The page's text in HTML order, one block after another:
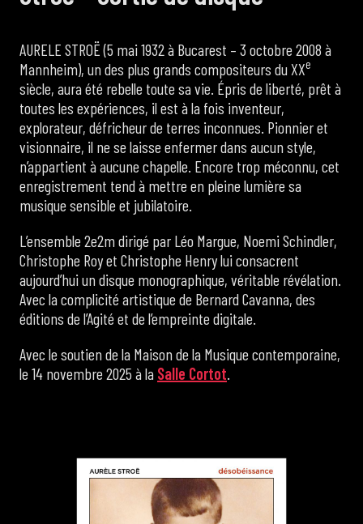
AURELE STROË (5 mai 1932 à Bucarest – 3 octobre 2008 à
Mannheim), un des plus grands compositeurs du XXe
siècle, aura été rebelle toute sa vie. Épris de liberté, prêt à
toutes les expériences, il est à la fois inventeur,
explorateur, défricheur de terres inconnues. Pionnier et
visionnaire, il ne se laisse enfermer dans aucun style,
n’appartient à aucune chapelle. Encore trop méconnu, cet
enregistrement tend à mettre en pleine lumière sa
musique sensible et jubilatoire.
L’ensemble 2e2m dirigé par Léo Margue, Noemi Schindler,
Christophe Roy et Christophe Henry lui consacrent
aujourd’hui un disque monographique, véritable révélation.
Avec la complicité artistique de Bernard Cavanna, des
éditions de l’Agité et de l’empreinte digitale.
Avec le soutien de la Maison de la Musique contemporaine,
le 14 novembre 2025 à la Salle Cortot